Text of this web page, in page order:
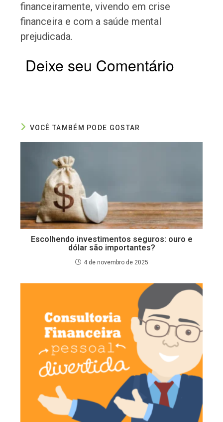
financeiramente, vivendo em crise
financeira e com a saúde mental
prejudicada.
Deixe seu Comentário
VOCÊ TAMBÉM PODE GOSTAR
Escolhendo investimentos seguros: ouro e
dólar são importantes?
4 de novembro de 2025